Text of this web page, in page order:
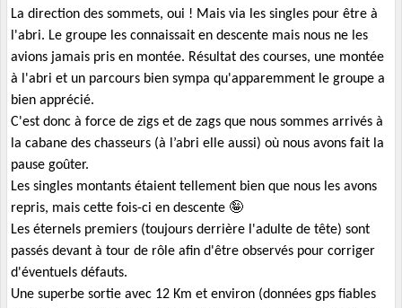
La direction des sommets, oui ! Mais via les singles pour être à
l'abri. Le groupe les connaissait en descente mais nous ne les
avions jamais pris en montée. Résultat des courses, une montée
à l'abri et un parcours bien sympa qu'apparemment le groupe a
bien apprécié.
C'est donc à force de zigs et de zags que nous sommes arrivés à
la cabane des chasseurs (à l’abri elle aussi) où nous avons fait la
pause goûter.
Les singles montants étaient tellement bien que nous les avons
repris, mais cette fois-ci en descente 🤪
Les éternels premiers (toujours derrière l'adulte de tête) sont
passés devant à tour de rôle afin d'être observés pour corriger
d'éventuels défauts.
Une superbe sortie avec 12 Km et environ (données gps fiables